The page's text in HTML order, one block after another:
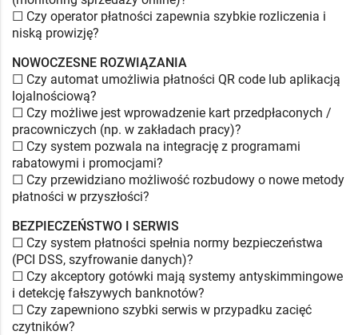
☐ Czy operator płatności zapewnia szybkie rozliczenia i
niską prowizję?
NOWOCZESNE ROZWIĄZANIA
☐ Czy automat umożliwia płatności QR code lub aplikacją
lojalnościową?
☐ Czy możliwe jest wprowadzenie kart przedpłaconych /
pracowniczych (np. w zakładach pracy)?
☐ Czy system pozwala na integrację z programami
rabatowymi i promocjami?
☐ Czy przewidziano możliwość rozbudowy o nowe metody
płatności w przyszłości?
BEZPIECZEŃSTWO I SERWIS
☐ Czy system płatności spełnia normy bezpieczeństwa
(PCI DSS, szyfrowanie danych)?
☐ Czy akceptory gotówki mają systemy antyskimmingowe
i detekcję fałszywych banknotów?
☐ Czy zapewniono szybki serwis w przypadku zacięć
czytników?